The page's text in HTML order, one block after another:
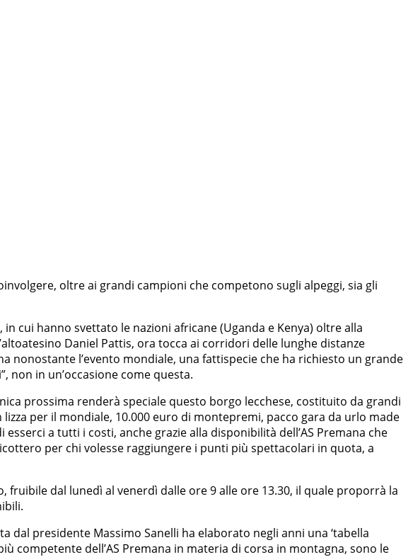
oltre ai grandi campioni che competono sugli alpeggi, sia gli
in cui hanno svettato le nazioni africane (Uganda e Kenya) oltre alla
Daniel Pattis, ora tocca ai corridori delle lunghe distanze
nonostante l’evento mondiale, una fattispecie che ha richiesto un grande
non in un’occasione come questa.
prossima renderà speciale questo borgo lecchese, costituito da grandi
per il mondiale, 10.000 euro di montepremi, pacco gara da urlo made
a tutti i costi, anche grazie alla disponibilità dell’AS Premana che
per chi volesse raggiungere i punti più spettacolari in quota, a
dal lunedì al venerdì dalle ore 9 alle ore 13.30, il quale proporrà la
dal presidente Massimo Sanelli ha elaborato negli anni una ‘tabella
competente dell’AS Premana in materia di corsa in montagna, sono le